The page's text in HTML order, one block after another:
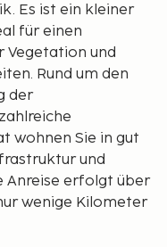
Es ist ein kleiner
für einen
Vegetation und
Rund um den
der
wohnen Sie in gut
und
Anreise erfolgt über
wenige Kilometer